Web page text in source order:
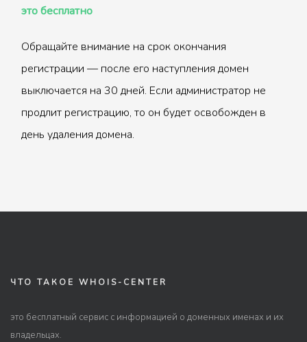
это бесплатно
Обращайте внимание на срок окончания
регистрации — после его наступления домен
выключается на 30 дней. Если администратор не
продлит регистрацию, то он будет освобожден в
день удаления домена.
ЧТО ТАКОЕ WHOIS-CENTER
это бесплатный сервис с информацией о доменных именах и их
владельцах.